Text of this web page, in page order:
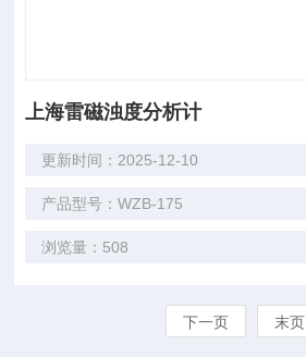
上海雷磁浊度分析计
更新时间：2025-12-10
产品型号：WZB-175
浏览量：508
下一页 末页